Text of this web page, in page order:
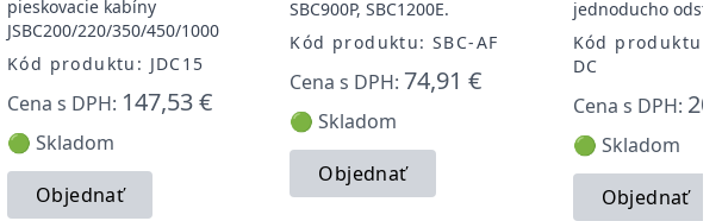
pieskovacie kabíny
JSBC200/220/350/450/1000
Kód produktu: JDC15
Cena s DPH: 147,53 €
🟢 Skladom
Objednať
SBC900P, SBC1200E.
Kód produktu: SBC-AF
Cena s DPH: 74,91 €
🟢 Skladom
Objednať
jednoducho
Kód produktu:
DC
Cena s DPH:
🟢 Skladom
Objednať